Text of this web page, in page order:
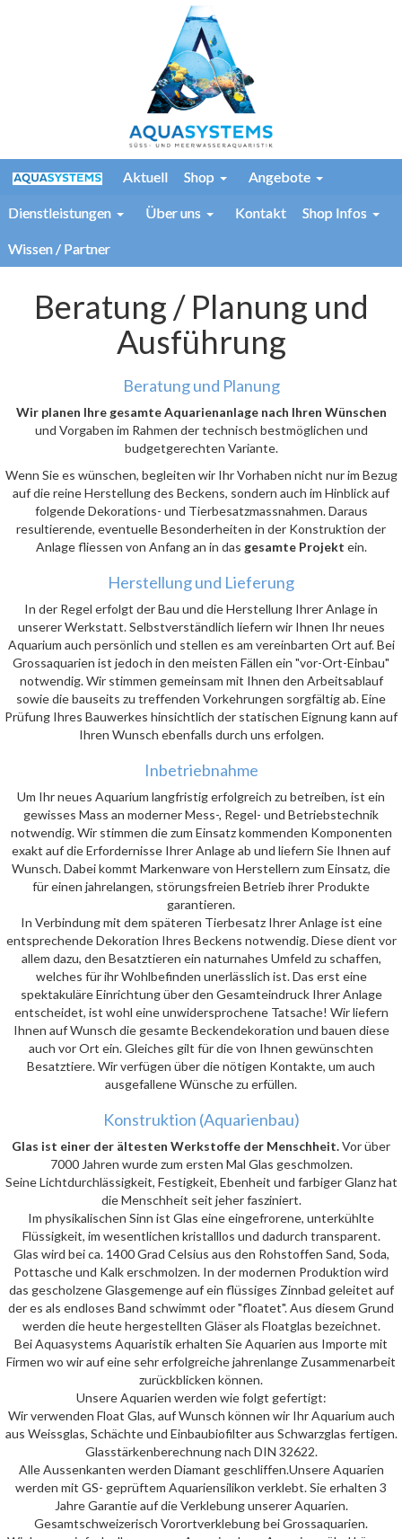
Aktuell Shop Angebote
Dienstleistungen Über uns Kontakt Shop Infos
Wissen / Partner
Beratung / Planung und
Ausführung
Beratung und Planung
Wir planen Ihre gesamte Aquarienanlage nach Ihren Wünschen
und Vorgaben im Rahmen der technisch bestmöglichen und
budgetgerechten Variante.
Wenn Sie es wünschen, begleiten wir Ihr Vorhaben nicht nur im Bezug
auf die reine Herstellung des Beckens, sondern auch im Hinblick auf
folgende Dekorations- und Tierbesatzmassnahmen. Daraus
resultierende, eventuelle Besonderheiten in der Konstruktion der
Anlage fliessen von Anfang an in das gesamte Projekt ein.
Herstellung und Lieferung
In der Regel erfolgt der Bau und die Herstellung Ihrer Anlage in
unserer Werkstatt. Selbstverständlich liefern wir Ihnen Ihr neues
Aquarium auch persönlich und stellen es am vereinbarten Ort auf. Bei
Grossaquarien ist jedoch in den meisten Fällen ein "vor-Ort-Einbau"
notwendig. Wir stimmen gemeinsam mit Ihnen den Arbeitsablauf
sowie die bauseits zu treffenden Vorkehrungen sorgfältig ab. Eine
Prüfung Ihres Bauwerkes hinsichtlich der statischen Eignung kann auf
Ihren Wunsch ebenfalls durch uns erfolgen.
Inbetriebnahme
Um Ihr neues Aquarium langfristig erfolgreich zu betreiben, ist ein
gewisses Mass an moderner Mess-, Regel- und Betriebstechnik
notwendig. Wir stimmen die zum Einsatz kommenden Komponenten
exakt auf die Erfordernisse Ihrer Anlage ab und liefern Sie Ihnen auf
Wunsch. Dabei kommt Markenware von Herstellern zum Einsatz, die
für einen jahrelangen, störungsfreien Betrieb ihrer Produkte
garantieren.
In Verbindung mit dem späteren Tierbesatz Ihrer Anlage ist eine
entsprechende Dekoration Ihres Beckens notwendig. Diese dient vor
allem dazu, den Besatztieren ein naturnahes Umfeld zu schaffen,
welches für ihr Wohlbefinden unerlässlich ist. Das erst eine
spektakuläre Einrichtung über den Gesamteindruck Ihrer Anlage
entscheidet, ist wohl eine unwidersprochene Tatsache! Wir liefern
Ihnen auf Wunsch die gesamte Beckendekoration und bauen diese
auch vor Ort ein. Gleiches gilt für die von Ihnen gewünschten
Besatztiere. Wir verfügen über die nötigen Kontakte, um auch
ausgefallene Wünsche zu erfüllen.
Konstruktion (Aquarienbau)
Glas ist einer der ältesten Werkstoffe der Menschheit.Vor über
7000 Jahren wurde zum ersten Mal Glas geschmolzen.
Seine Lichtdurchlässigkeit, Festigkeit, Ebenheit und farbiger Glanz hat
die Menschheit seit jeher fasziniert.
Im physikalischen Sinn ist Glas eine eingefrorene, unterkühlte
Flüssigkeit, im wesentlichen kristalllos und dadurch transparent.
Glas wird bei ca. 1400 Grad Celsius aus den Rohstoffen Sand, Soda,
Pottasche und Kalk erschmolzen. In der modernen Produktion wird
das gescholzene Glasgemenge auf ein flüssiges Zinnbad geleitet auf
der es als endloses Band schwimmt oder "floatet". Aus diesem Grund
werden die heute hergestellten Gläser als Floatglas bezeichnet.
Bei Aquasystems Aquaristik erhalten Sie Aquarien aus Importe mit
Firmen wo wir auf eine sehr erfolgreiche jahrenlange Zusammenarbeit
zurückblicken können.
Unsere Aquarien werden wie folgt gefertigt:
Wir verwenden Float Glas, auf Wunsch können wir Ihr Aquarium auch
aus Weissglas, Schächte und Einbaubiofilter aus Schwarzglas fertigen.
Glasstärkenberechnung nach DIN 32622.
Alle Aussenkanten werden Diamant geschliffen.Unsere Aquarien
werden mit GS- geprüftem Aquariensilikon verklebt. Sie erhalten 3
Jahre Garantie auf die Verklebung unserer Aquarien.
Gesamtschweizerisch Vorortverklebung bei Grossaquarien.